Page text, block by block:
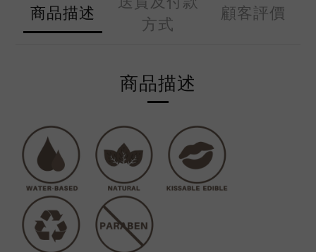
商品描述
方式
顧客評價
商品描述